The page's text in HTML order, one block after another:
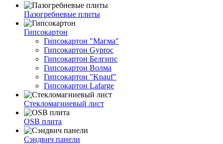
Пазогребневые плиты
Гипсокартон
Гипсокартон "Магма"
Гипсокартон Gyproc
Гипсокартон Белгипс
Гипсокартон Волма
Гипсокартон "Knauf"
Гипсокартон Lafarge
Стекломагниевый лист
OSB плита
Сэндвич панели